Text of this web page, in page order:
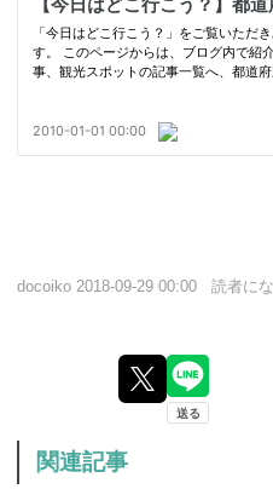
docoiko 2018-09-29 00:00 読者に
関連記事